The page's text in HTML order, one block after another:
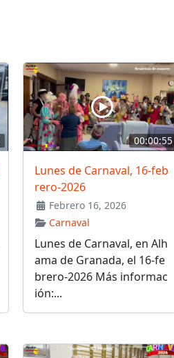
00:00:55
Lunes de Carnaval, 16-feb
rero-2026
Febrero 16, 2026
Carnaval
Lunes de Carnaval, en Alh
ama de Granada, el 16-fe
brero-2026 Más informac
ión:...